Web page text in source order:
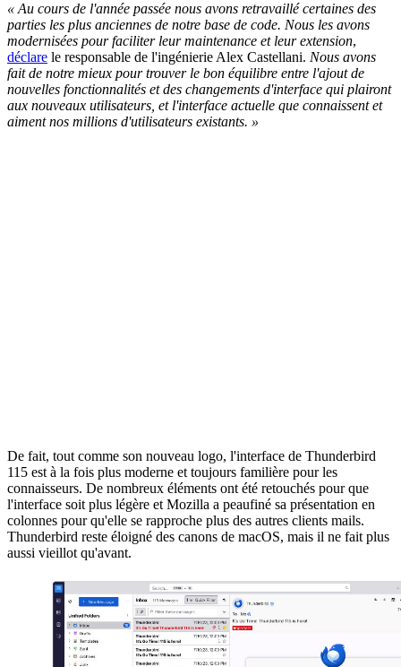
« Au cours de l'année passée nous avons retravaillé certaines des
parties les plus anciennes de notre base de code. Nous les avons
modernisées pour faciliter leur maintenance et leur extension,
déclare le responsable de l'ingénierie Alex Castellani. Nous avons
fait de notre mieux pour trouver le bon équilibre entre l'ajout de
nouvelles fonctionnalités et des changements d'interface qui plairont
aux nouveaux utilisateurs, et l'interface actuelle que connaissent et
aiment nos millions d'utilisateurs existants. »
De fait, tout comme son nouveau logo, l'interface de Thunderbird
115 est à la fois plus moderne et toujours familière pour les
connaisseurs. De nombreux éléments ont été retouchés pour que
l'interface soit plus légère et Mozilla a peaufiné sa présentation en
colonnes pour qu'elle se rapproche plus des autres clients mails.
Thunderbird reste éloigné des canons de macOS, mais il ne fait plus
aussi vieillot qu'avant.